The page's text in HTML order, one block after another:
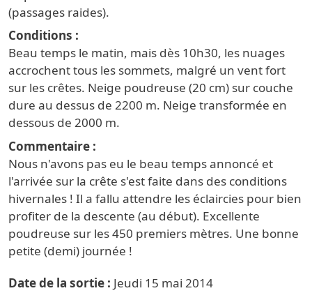
(passages raides).
Conditions
Beau temps le matin, mais dès 10h30, les nuages
accrochent tous les sommets, malgré un vent fort
sur les crêtes. Neige poudreuse (20 cm) sur couche
dure au dessus de 2200 m. Neige transformée en
dessous de 2000 m.
Commentaire
Nous n'avons pas eu le beau temps annoncé et
l'arrivée sur la crête s'est faite dans des conditions
hivernales ! Il a fallu attendre les éclaircies pour bien
profiter de la descente (au début). Excellente
poudreuse sur les 450 premiers mètres. Une bonne
petite (demi) journée !
Date de la sortie
Jeudi 15 mai 2014